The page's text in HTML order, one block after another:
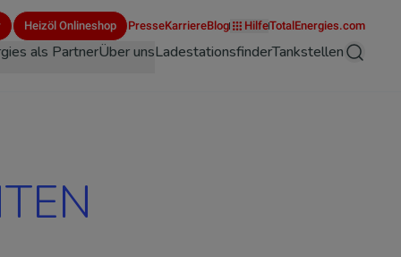
als PartnerÜber unsLadestationsfinderTankstellen Suche
Heizöl Onlineshop PresseKarriereBlog HilfeTotalEnergies.com